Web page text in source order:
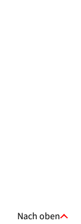
Nach oben